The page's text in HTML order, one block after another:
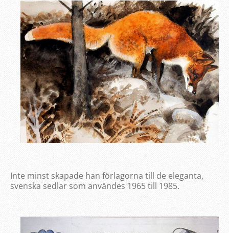
Inte minst skapade han förlagorna till de eleganta,
svenska sedlar som användes 1965 till 1985.